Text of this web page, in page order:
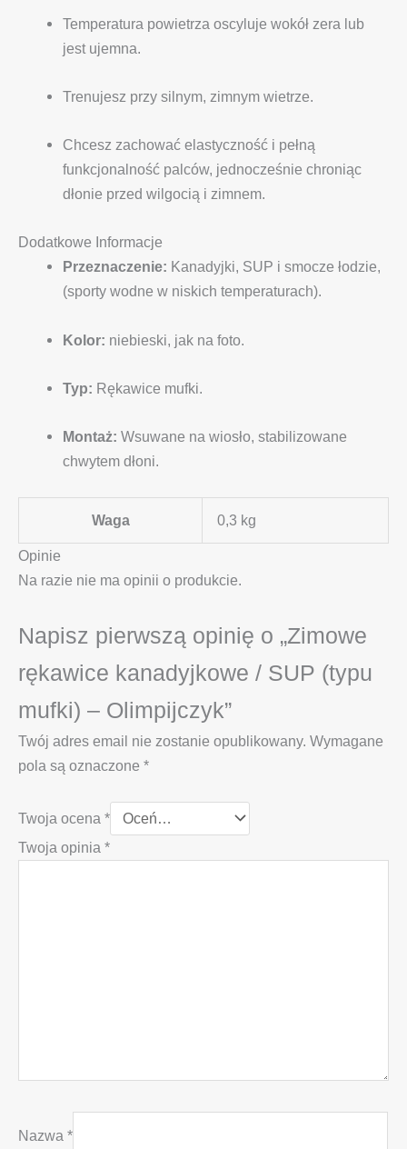
Temperatura powietrza oscyluje wokół zera lub
jest ujemna.
Trenujesz przy silnym, zimnym wietrze.
Chcesz zachować elastyczność i pełną
funkcjonalność palców, jednocześnie chroniąc
dłonie przed wilgocią i zimnem.
Dodatkowe Informacje
Przeznaczenie: Kanadyjki, SUP i smocze łodzie,
(sporty wodne w niskich temperaturach).
Kolor: niebieski, jak na foto.
Typ: Rękawice mufki.
Montaż: Wsuwane na wiosło, stabilizowane
chwytem dłoni.
Waga 0,3 kg
Opinie
Na razie nie ma opinii o produkcie.
Napisz pierwszą opinię o „Zimowe
rękawice kanadyjkowe / SUP (typu
mufki) – Olimpijczyk”
Twój adres email nie zostanie opublikowany. Wymagane
pola są oznaczone *
Twoja ocena *
Twoja opinia *
Nazwa *